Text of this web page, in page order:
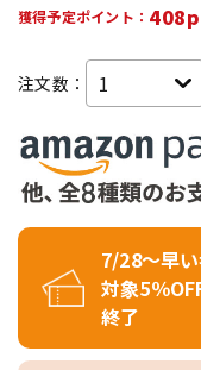
獲得予定ポイント：
注文数：
7/28～早
対象5％
終了